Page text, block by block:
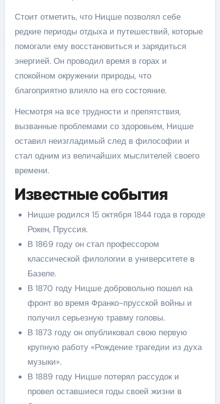
Стоит отметить, что Ницше позволял себе
редкие периоды отдыха и путешествий, которые
помогали ему восстановиться и зарядиться
энергией. Он проводил время в горах и
спокойном окружении природы, что
благоприятно влияло на его состояние.
Несмотря на все трудности и препятствия,
вызванные проблемами со здоровьем, Ницше
оставил неизгладимый след в философии и
стал одним из величайших мыслителей своего
времени.
Известные события
Ницше родился 15 октября 1844 года в городе
Рокен, Пруссия.
В 1869 году он стал профессором
классической филологии в университете в
Базеле.
В 1870 году Ницше добровольно пошел на
фронт во время Франко-прусской войны и
получил серьезную травму головы.
В 1873 году он опубликовал свою первую
крупную работу «Рождение трагедии из духа
музыки».
В 1889 году Ницше потерял рассудок и
провел оставшиеся годы своей жизни в